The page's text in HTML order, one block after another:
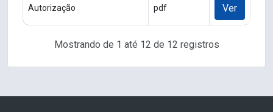
Autorização pdf Ver
Mostrando de 1 até 12 de 12 registros